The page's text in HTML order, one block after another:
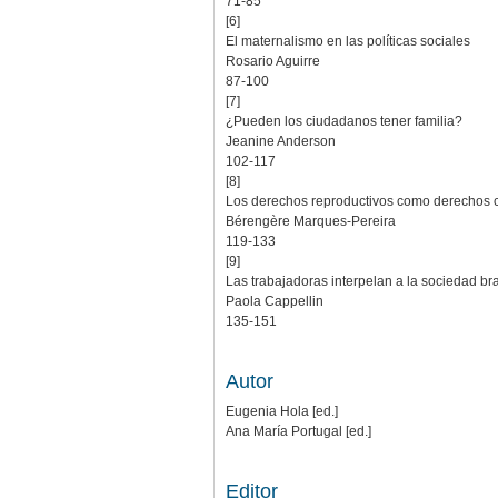
[6]
El maternalismo en las políticas sociales
Rosario Aguirre
87-100
[7]
¿Pueden los ciudadanos tener familia?
Jeanine Anderson
102-117
[8]
Los derechos reproductivos como derechos
Bérengère Marques-Pereira
119-133
[9]
Las trabajadoras interpelan a la sociedad
Paola Cappellin
135-151
Autor
Eugenia Hola [ed.]
Ana María Portugal [ed.]
Editor